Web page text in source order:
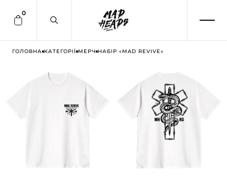
0
ГОЛОВНА КАТЕГОРІЇ МЕРЧ НАБІР «MAD REVIVE»